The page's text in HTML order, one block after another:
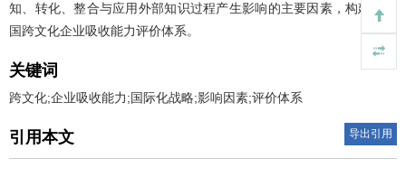
知、转化、整合与应用外部知识过程产生影响的主要因素，构建了我
国跨文化企业吸收能力评价体系。
关键词
跨文化;企业吸收能力;国际化战略;影响因素;评价体系
引用本文 导出引用